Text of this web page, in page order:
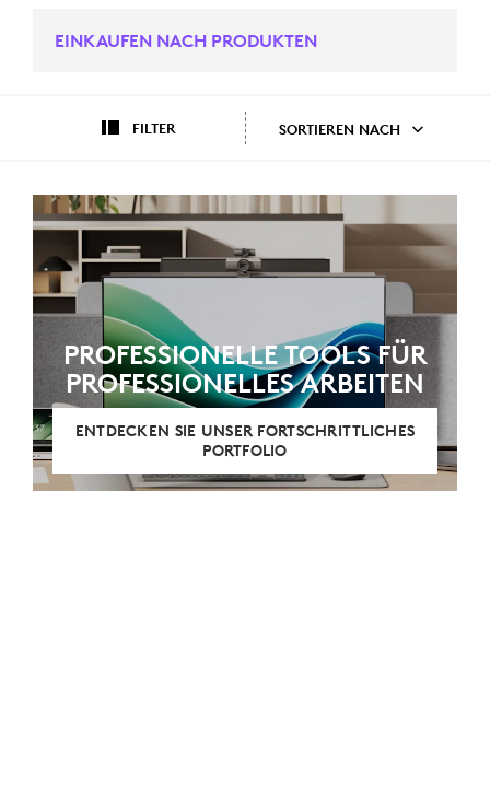
EINKAUFEN NACH PRODUKTEN
FILTER SORTIEREN NACH
PROFESSIONELLE TOOLS FÜR
PROFESSIONELLES ARBEITEN
ENTDECKEN SIE UNSER FORTSCHRITTLICHES
PORTFOLIO